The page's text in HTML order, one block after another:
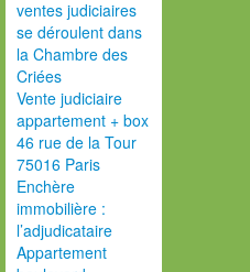
ventes judiciaires
se déroulent dans
la Chambre des
Criées
Vente judiciaire
appartement + box
46 rue de la Tour
75016 Paris
Enchère
immobilière :
l’adjudicataire
Appartement